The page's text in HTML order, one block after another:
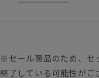
※セール商品のため、セ
終了している可能性がご